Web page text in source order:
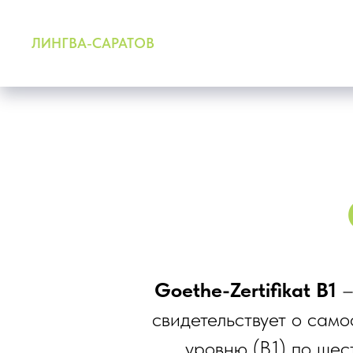
ЛИНГВА-САРАТОВ
Goethe-Zertifikat B1
свидетельствует о
уровню (В1) по